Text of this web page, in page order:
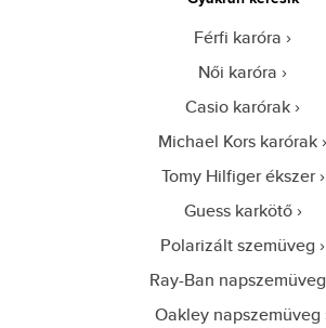
Férfi karóra
Női karóra
Casio karórak
Michael Kors karórak
Tomy Hilfiger ékszer
Guess karkötő
Polarizált szemüveg
Ray-Ban napszemüveg
Oakley napszemüveg